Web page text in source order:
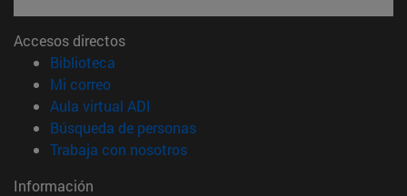
Accesos directos
Biblioteca
Mi correo(abre en nueva ventana)
Aula virtual ADI
Búsqueda de personas(abre en nueva ventana)
Trabaja con nosotros(abre en nueva ventana)
Información